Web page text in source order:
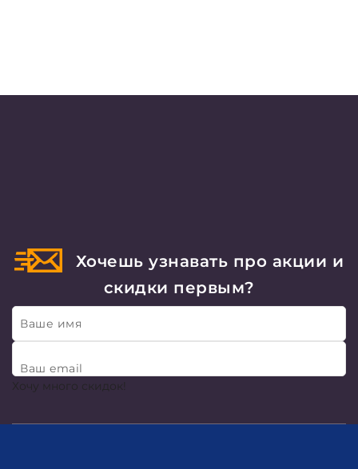
Хочешь узнавать про акции и
скидки первым?
Ваше имя
Ваш email
Хочу много скидок!